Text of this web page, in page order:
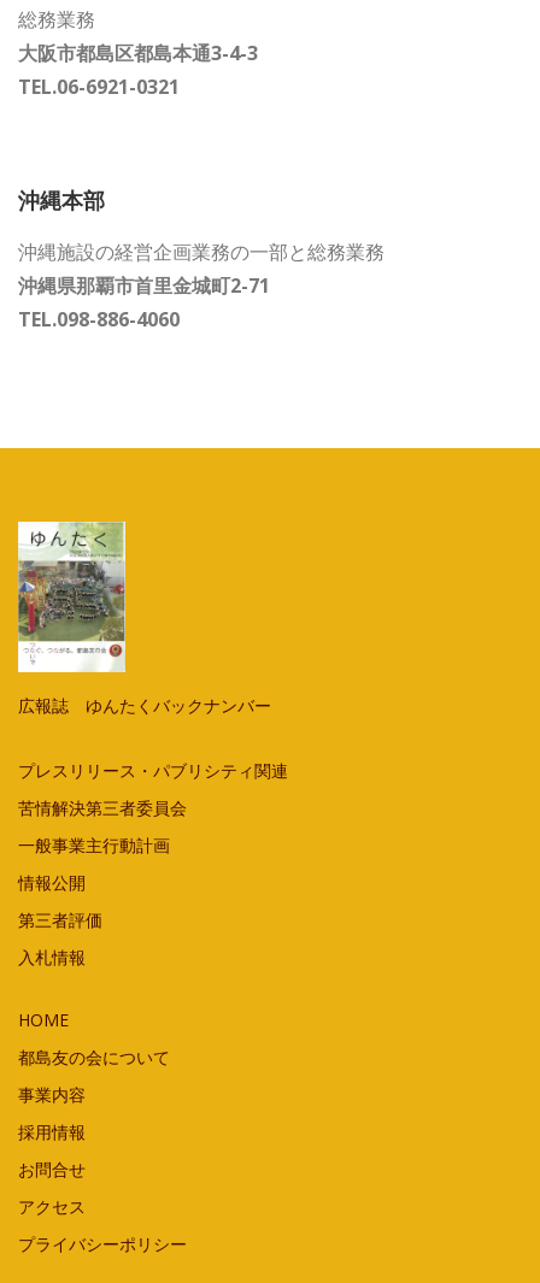
総務業務
大阪市都島区都島本通3-4-3
TEL.06-6921-0321
沖縄本部
沖縄施設の経営企画業務の一部と総務業務
沖縄県那覇市首里金城町2-71
TEL.098-886-4060
広報誌 ゆんたくバックナンバー
プレスリリース・パブリシティ関連
苦情解決第三者委員会
一般事業主行動計画
情報公開
第三者評価
入札情報
HOME
都島友の会について
事業内容
採用情報
お問合せ
アクセス
プライバシーポリシー